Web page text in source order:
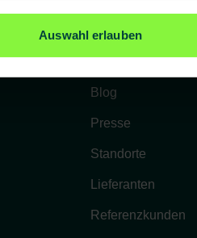
Auswahl erlauben
Über uns
Blog
Presse
Standorte
Lieferanten
Referenzkunden